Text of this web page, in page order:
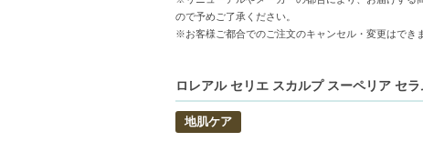
1回量（10～15プッシュ）を直接頭皮に均一
ドライ前に濡れた髪へ塗布したのち髪を乾か
気になったときに乾いた頭皮に直接吹きかける
ので予めご了承ください。
※お客様ご都合でのご注文のキャンセル・変更はでき
ロレアル セリエ スカルプ スーペリア セ
地肌ケア